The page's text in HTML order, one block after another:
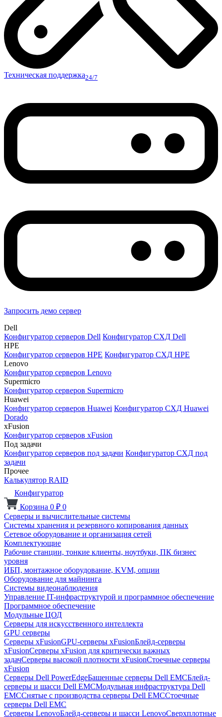
Техническая поддержка24/7
Запросить демо сервер
Dell
Конфигуратор серверов Dell Конфигуратор СХД Dell
HPE
Конфигуратор серверов HPE Конфигуратор СХД HPE
Lenovo
Конфигуратор серверов Lenovo
Supermicro
Конфигуратор серверов Supermicro
Huawei
Конфигуратор серверов Huawei Конфигуратор СХД Huawei
Dorado
xFusion
Конфигуратор серверов xFusion
Под задачи
Конфигуратор серверов под задачи Конфигуратор СХД под
задачи
Прочее
Калькулятор RAID
Конфигуратор
Корзина 0 ₽ 0
Серверы и вычислительные системы
Системы хранения и резервного копирования данных
Сетевое оборудование и организация сетей
Комплектующие
Рабочие станции, тонкие клиенты, ноутбуки, ПК бизнес
уровня
ИБП, монтажное оборудование, KVM, опции
Оборудование для майнинга
Системы видеонаблюдения
Управление IT-инфраструктурой и программное обеспечение
Программное обеспечение
Модульные ЦОД
Серверы для искусственного интеллекта
GPU серверы
Серверы xFusionGPU-серверы xFusionБлейд-серверы
xFusionСерверы xFusion для критически важных
задачСерверы высокой плотности xFusionСтоечные серверы
xFusion
Серверы Dell PowerEdgeБашенные серверы Dell EMCБлейд-
серверы и шасси Dell EMCМодульная инфраструктура Dell
EMCСнятые с производства серверы Dell EMCСтоечные
серверы Dell EMC
Серверы LenovoБлейд-серверы и шасси LenovoСверхплотные